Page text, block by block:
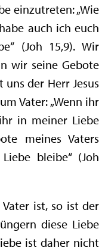
einzutreten: „Wie
auch ich euch
(Joh 15,9). Wir
wir seine Gebote
der Herr Jesus
Vater: „Wenn ihr
in meiner Liebe
meines Vaters
bleibe“ (Joh
ist, so ist der
diese Liebe
ist daher nicht